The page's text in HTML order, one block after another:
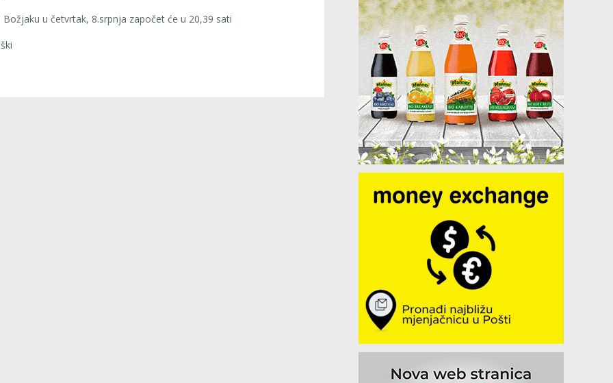
u četvrtak, 8.srpnja započet će u 20,39 sati